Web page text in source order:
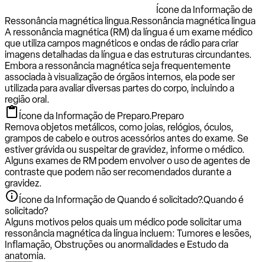
Ícone da Informação de
Ressonância magnética lingua.Ressonância magnética lingua
A ressonância magnética (RM) da língua é um exame médico
que utiliza campos magnéticos e ondas de rádio para criar
imagens detalhadas da língua e das estruturas circundantes.
Embora a ressonância magnética seja frequentemente
associada à visualização de órgãos internos, ela pode ser
utilizada para avaliar diversas partes do corpo, incluindo a
região oral.
Ícone da Informação de Preparo.Preparo
Remova objetos metálicos, como joias, relógios, óculos,
grampos de cabelo e outros acessórios antes do exame. Se
estiver grávida ou suspeitar de gravidez, informe o médico.
Alguns exames de RM podem envolver o uso de agentes de
contraste que podem não ser recomendados durante a
gravidez.
Ícone da Informação de Quando é solicitado?.Quando é
solicitado?
Alguns motivos pelos quais um médico pode solicitar uma
ressonância magnética da língua incluem: Tumores e lesões,
Inflamação, Obstruções ou anormalidades e Estudo da
anatomia.